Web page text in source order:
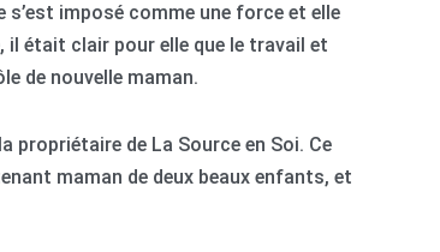
s’est imposé comme une force et elle
était clair pour elle que le travail et
de nouvelle maman.
propriétaire de La Source en Soi. Ce
maman de deux beaux enfants, et